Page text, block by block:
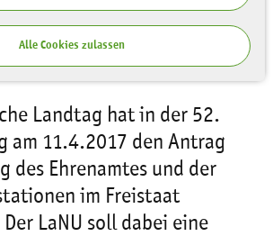
Alle Cookies zulassen
Landtag hat in der 52.
am 11.4.2017 den Antrag
des Ehrenamtes und der
im Freistaat
LaNU soll dabei eine